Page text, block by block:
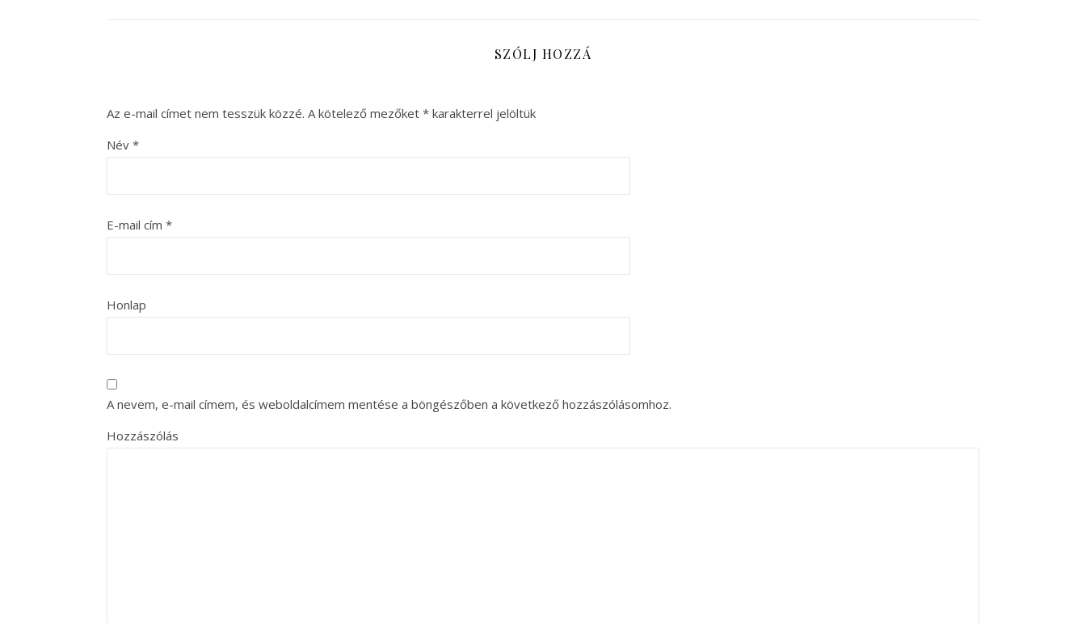
SZÓLJ HOZZÁ
Az e-mail címet nem tesszük közzé. A kötelező mezőket * karakterrel jelöltük
Név *
E-mail cím *
Honlap
A nevem, e-mail címem, és weboldalcímem mentése a böngészőben a következő hozzászólásomhoz.
Hozzászólás